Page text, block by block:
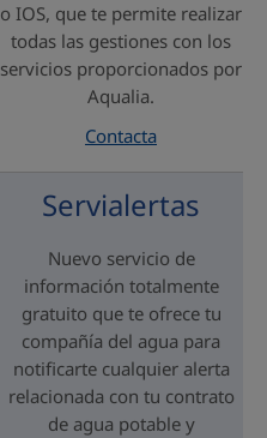
o IOS, que te permite realizar
todas las gestiones con los
servicios proporcionados por
Aqualia.
Contacta
Servialertas
Nuevo servicio de
información totalmente
gratuito que te ofrece tu
compañía del agua para
notificarte cualquier alerta
relacionada con tu contrato
de agua potable y